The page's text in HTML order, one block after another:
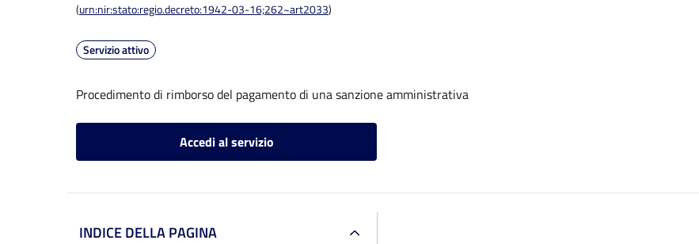
(urn:nir:stato:regio.decreto:1942-03-16;262~art2033)
Servizio attivo
Procedimento di rimborso del pagamento di una sanzione amministrativa
Accedi al servizio
INDICE DELLA PAGINA